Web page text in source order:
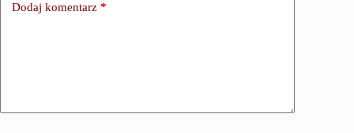
Dodaj komentarz *